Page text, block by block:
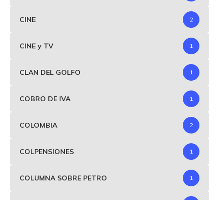
CINE 2
CINE y TV 1
CLAN DEL GOLFO 1
COBRO DE IVA 1
COLOMBIA 2
COLPENSIONES 1
COLUMNA SOBRE PETRO 1